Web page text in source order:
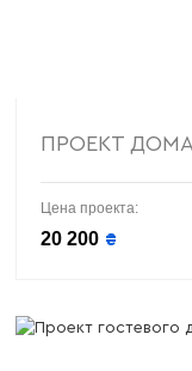
ПРОЕКТ ДОМА
Цена проекта:
20 200 ₴